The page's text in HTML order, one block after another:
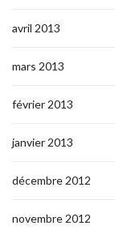
avril 2013
mars 2013
février 2013
janvier 2013
décembre 2012
novembre 2012